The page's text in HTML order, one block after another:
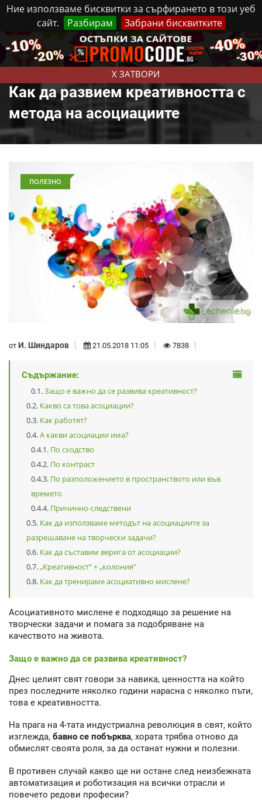
Ние използваме бисквитки за сърфирането в този уеб
сайт.
Разбирам Забрани бисквитките
X ЗАТВОРИ
Четвъртък, 6 Август, 2026 Реклама Контакти
Как да развием креативността с
метода на асоциациите
ПОЛЕЗНО
от И. Шиндаров 21.05.2018 11:05 7838
Съдържание:
Защо е важно да се развива креативност?
Какво са това асоциации?
Как работят?
А какви асоциации има?
По сходство
По контраст
По разположението в пространството или във
времето
Причинно-следствени
Как да използваме методът на асоциациите за
разрешаване на творчески задачи?
Как да съставим верига от асоциации?
„Креативност” + „колония”
Как да тренираме асоциативно мислене?
Асоциативното мислене е подходящо за решение на
творчески задачи и помага за подобряване на
качеството на живота.
Защо е важно да се развива креативност?
Днес целият свят говори за навика, ценността на който
през последните няколко години нарасна с няколко пъти,
това е креативността.
На прага на 4-тата индустриална революция в свят, който
изглежда, бавно се побърква, хората трябва отново да
обмислят своята роля, за да останат нужни и полезни.
В противен случай какво ще ни остане след неизбежната
автоматизация и роботизация на всички отрасли и
повечето редови професии?